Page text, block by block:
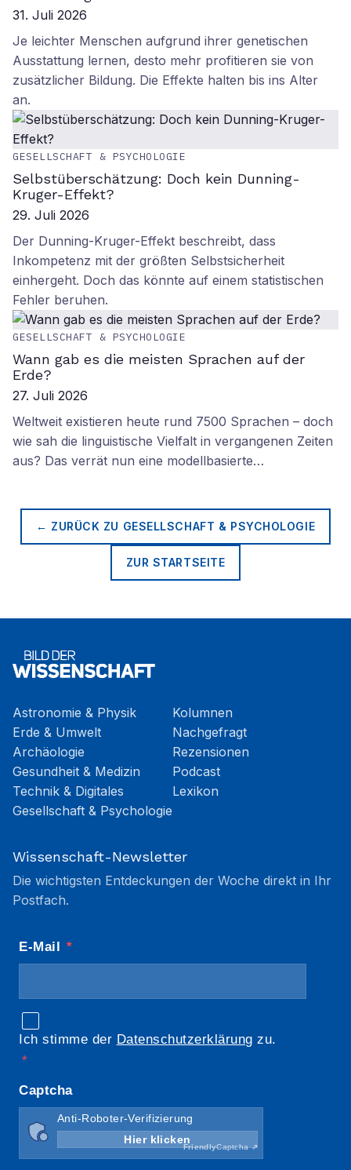
31. Juli 2026
Je leichter Menschen aufgrund ihrer genetischen
Ausstattung lernen, desto mehr profitieren sie von
zusätzlicher Bildung. Die Effekte halten bis ins Alter
an.
GESELLSCHAFT & PSYCHOLOGIE
Selbstüberschätzung: Doch kein Dunning-
Kruger-Effekt?
29. Juli 2026
Der Dunning-Kruger-Effekt beschreibt, dass
Inkompetenz mit der größten Selbstsicherheit
einhergeht. Doch das könnte auf einem statistischen
Fehler beruhen.
GESELLSCHAFT & PSYCHOLOGIE
Wann gab es die meisten Sprachen auf der
Erde?
27. Juli 2026
Weltweit existieren heute rund 7500 Sprachen – doch
wie sah die linguistische Vielfalt in vergangenen Zeiten
aus? Das verrät nun eine modellbasierte…
← ZURÜCK ZU GESELLSCHAFT & PSYCHOLOGIE
ZUR STARTSEITE
Astronomie & Physik
Erde & Umwelt
Archäologie
Gesundheit & Medizin
Technik & Digitales
Gesellschaft & Psychologie
Kolumnen
Nachgefragt
Rezensionen
Podcast
Lexikon
Wissenschaft-Newsletter
Die wichtigsten Entdeckungen der Woche direkt in Ihr
Postfach.